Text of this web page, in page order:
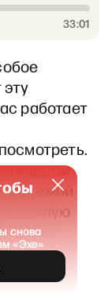
33:01
работает
кадром
Артемий
тухлую
снова
«Эхе»